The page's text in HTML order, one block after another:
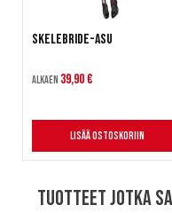
Skelebride-asu
Alkaen 39,90 €
Lisää ostoskoriin
Tuotteet jotka